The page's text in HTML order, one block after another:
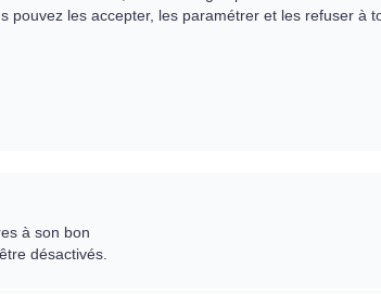
La Souveraineté :
Pourquoi tenir
L’art de la
pouvez les accepter, les paramétrer et les refuser à
à son bon
désactivés.